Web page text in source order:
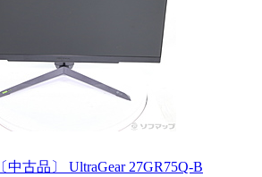
〔中古品〕 UltraGear 27GR75Q-B